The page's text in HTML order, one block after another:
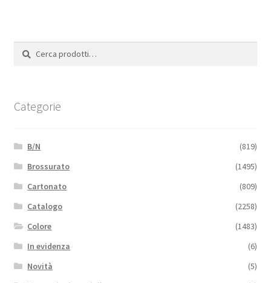
Cerca:
Cerca
Categorie
B/N
(819)
Brossurato
(1495)
Cartonato
(809)
Catalogo
(2258)
Colore
(1483)
In evidenza
(6)
Novità
(5)